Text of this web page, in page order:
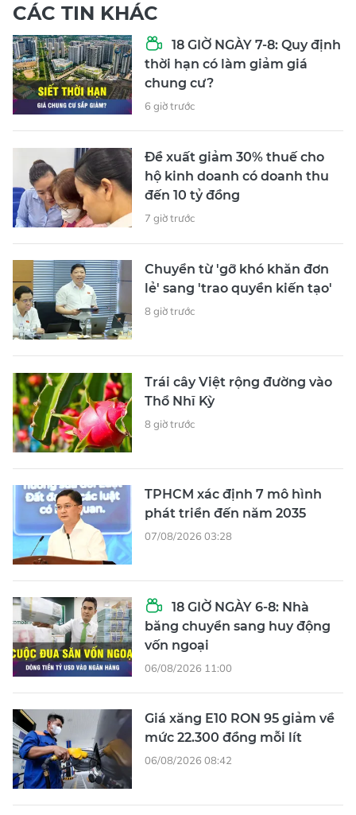
CÁC TIN KHÁC
18 GIỜ NGÀY 7-8: Quy định
thời hạn có làm giảm giá
chung cư?
6 giờ trước
Đề xuất giảm 30% thuế cho
hộ kinh doanh có doanh thu
đến 10 tỷ đồng
7 giờ trước
Chuyển từ 'gỡ khó khăn đơn
lẻ' sang 'trao quyền kiến tạo'
8 giờ trước
Trái cây Việt rộng đường vào
Thổ Nhĩ Kỳ
8 giờ trước
TPHCM xác định 7 mô hình
phát triển đến năm 2035
07/08/2026 03:28
18 GIỜ NGÀY 6-8: Nhà
băng chuyển sang huy động
vốn ngoại
06/08/2026 11:00
Giá xăng E10 RON 95 giảm về
mức 22.300 đồng mỗi lít
06/08/2026 08:42